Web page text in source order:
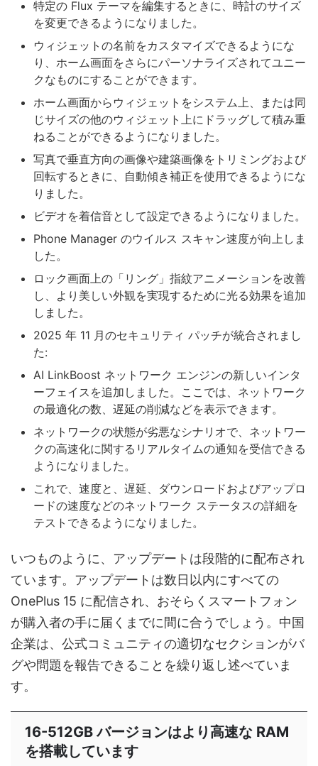
特定の Flux テーマを編集するときに、時計のサイズ
を変更できるようになりました。
ウィジェットの名前をカスタマイズできるようにな
り、ホーム画面をさらにパーソナライズされてユニー
クなものにすることができます。
ホーム画面からウィジェットをシステム上、または同
じサイズの他のウィジェット上にドラッグして積み重
ねることができるようになりました。
写真で垂直方向の画像や建築画像をトリミングおよび
回転するときに、自動傾き補正を使用できるようにな
りました。
ビデオを着信音として設定できるようになりました。
Phone Manager のウイルス スキャン速度が向上しま
した。
ロック画面上の「リング」指紋アニメーションを改善
し、より美しい外観を実現するために光る効果を追加
しました。
2025 年 11 月のセキュリティ パッチが統合されまし
た:
AI LinkBoost ネットワーク エンジンの新しいインタ
ーフェイスを追加しました。ここでは、ネットワーク
の最適化の数、遅延の削減などを表示できます。
ネットワークの状態が劣悪なシナリオで、ネットワー
クの高速化に関するリアルタイムの通知を受信できる
ようになりました。
これで、速度と、遅延、ダウンロードおよびアップロ
ードの速度などのネットワーク ステータスの詳細を
テストできるようになりました。
いつものように、アップデートは段階的に配布され
ています。アップデートは数日以内にすべての
OnePlus 15 に配信され、おそらくスマートフォン
が購入者の手に届くまでに間に合うでしょう。中国
企業は、公式コミュニティの適切なセクションがバ
グや問題を報告できることを繰り返し述べていま
す。
16-512GB バージョンはより高速な RAM
を搭載しています